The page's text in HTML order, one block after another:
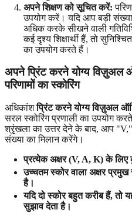
अपने शिक्षण को सूचित करें:
उपयोग करें। यदि आप बड़ी संख्या
अधिक करके सीखने वाली
कई दृश्य शिक्षार्थी हैं, तो
का उपयोग करते हैं।
अपने प्रिंट करने योग्य विज़ुअल
परिणामों का स्कोरिंग
अधिकांशप्रिंट करने योग्य विज़ुअल
सरल स्कोरिंग प्रणाली का उपयोग
श्रृंखला का उत्तर देने के बाद, आप
संख्या का मिलान करेंगे।
प्रत्येक अक्षर (V, A, K) के लिए
उच्चतम स्कोर वाला अक्षर
है।
यदि दो स्कोर बहुत करीब हैं, तो
सुझाव देता है।